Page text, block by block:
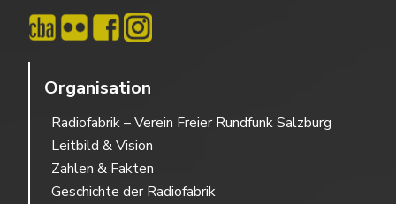
Organisation
Radiofabrik – Verein Freier Rundfunk Salzburg
Leitbild & Vision
Zahlen & Fakten
Geschichte der Radiofabrik